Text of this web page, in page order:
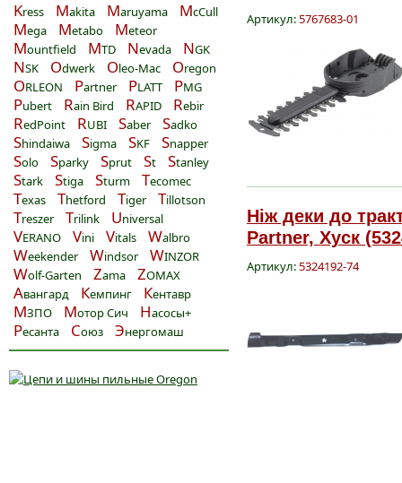
Kress Makita Maruyama McCull
Mega Metabo Meteor
Mountfield MTD Nevada NGK
NSK Odwerk Oleo-Mac Oregon
ORLEON Partner PLATT PMG
Pubert Rain Bird RAPID Rebir
RedPoint RUBI Saber Sadko
Shindaiwa Sigma SKF Snapper
Solo Sparky Sprut St Stanley
Stark Stiga Sturm Tecomec
Texas Thetford Tiger Tillotson
Treszer Trilink Universal
VERANO Vini Vitals Walbro
Weekender Windsor WINZOR
Wolf-Garten Zama ZOMAX
Авангард Кемпинг Кентавр
МЗПО Мотор Сич Насосы+
Ресанта Союз Энергомаш
Артикул:5767683-01
Ніж деки до
Partner, Хуск
Артикул:5324192-74